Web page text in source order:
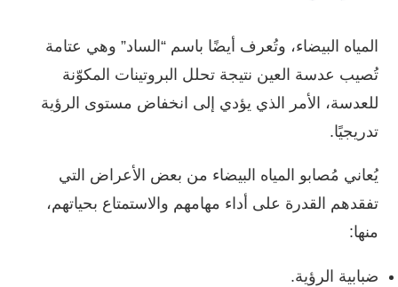
المياه البيضاء، وتُعرف أيضًا باسم “الساد” وهي عتامة
تُصيب عدسة العين نتيجة تحلل البروتينات المكوّنة
للعدسة، الأمر الذي يؤدي إلى انخفاض مستوى الرؤية
تدريجيًا.
يُعاني مُصابو المياه البيضاء من بعض الأعراض التي
تفقدهم القدرة على أداء مهامهم والاستمتاع بحياتهم،
منها:
ضبابية الرؤية.